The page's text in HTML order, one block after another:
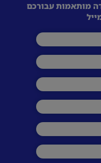
מותאמות עבורכם